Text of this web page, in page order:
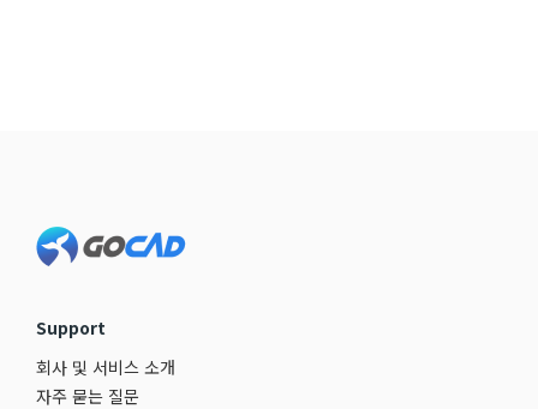
Support
회사 및 서비스 소개
자주 묻는 질문